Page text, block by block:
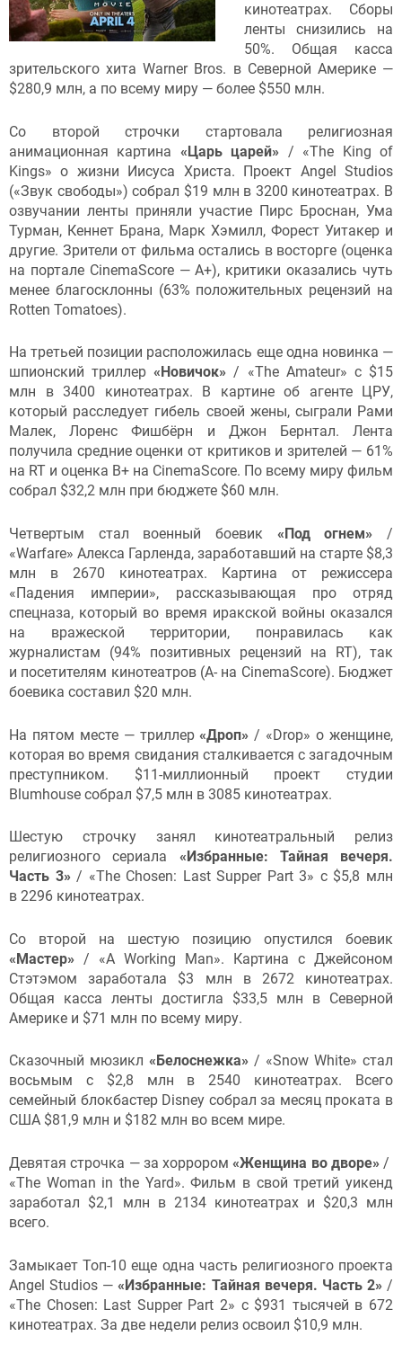
кинотеатрах. Сборы
ленты снизились на
50%. Общая касса
зрительского хита Warner Bros. в Северной Америке —
$280,9 млн, а по всему миру — более $550 млн.
Со второй строчки стартовала религиозная
анимационная картина «Царь царей» / «The King of
Kings» о жизни Иисуса Христа. Проект Angel Studios
(«Звук свободы») собрал $19 млн в 3200 кинотеатрах. В
озвучании ленты приняли участие Пирс Броснан, Ума
Турман, Кеннет Брана, Марк Хэмилл, Форест Уитакер и
другие. Зрители от фильма остались в восторге (оценка
на портале CinemaScore — A+), критики оказались чуть
менее благосклонны (63% положительных рецензий на
Rotten Tomatoes).
На третьей позиции расположилась еще одна новинка —
шпионский триллер«Новичок» / «The Amateur» с $15
млн в 3400 кинотеатрах. В картине об агенте ЦРУ,
который расследует гибель своей жены, сыграли Рами
Малек, Лоренс Фишбёрн и Джон Бернтал. Лента
получила средние оценки от критиков и зрителей — 61%
на RT и оценка B+ на CinemaScore. По всему миру фильм
собрал $32,2 млн при бюджете $60 млн.
Четвертым стал военный боевик «Под огнем» /
«Warfare» Алекса Гарленда, заработавший на старте $8,3
млн в 2670 кинотеатрах. Картина от режиссера
«Падения империи», рассказывающая про отряд
спецназа, который во время иракской войны оказался
на вражеской территории, понравилась как
журналистам (94% позитивных рецензий на RT), так
и посетителям кинотеатров (A- на CinemaScore). Бюджет
боевика составил $20 млн.
На пятом месте — триллер«Дроп» / «Drop» о женщине,
которая во время свидания сталкивается с загадочным
преступником. $11-миллионный проект студии
Blumhouse собрал $7,5 млн в 3085 кинотеатрах.
Шестую строчку занял кинотеатральный релиз
религиозного сериала «Избранные: Тайная вечеря.
Часть 3»/ «The Chosen: Last Supper Part 3» с $5,8 млн
в 2296 кинотеатрах.
Со второй на шестую позицию опустился боевик
«Мастер» / «A Working Man». Картина с Джейсоном
Стэтэмом заработала $3 млн в 2672 кинотеатрах.
Общая касса ленты достигла $33,5 млн в Северной
Америке и $71 млн по всему миру.
Сказочный мюзикл «Белоснежка» / «Snow White» стал
восьмым с $2,8 млн в 2540 кинотеатрах. Всего
семейный блокбастер Disney собрал за месяц проката в
США $81,9 млн и $182 млн во всем мире.
Девятая строчка — за хоррором «Женщина во дворе» /
«The Woman in the Yard». Фильм в свой третий уикенд
заработал $2,1 млн в 2134 кинотеатрах и $20,3 млн
всего.
Замыкает Топ-10 еще одна часть религиозного проекта
Angel Studios —«Избранные: Тайная вечеря. Часть 2» /
«The Chosen: Last Supper Part 2» с $931 тысячей в 672
кинотеатрах. За две недели релиз освоил $10,9 млн.